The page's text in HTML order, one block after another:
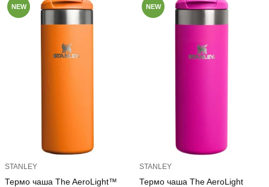
NEW
STANLEY
Термо чаша The AeroLight™
NEW
STANLEY
Термо чаша The AeroLight